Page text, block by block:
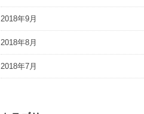
2018年9月
2018年8月
2018年7月